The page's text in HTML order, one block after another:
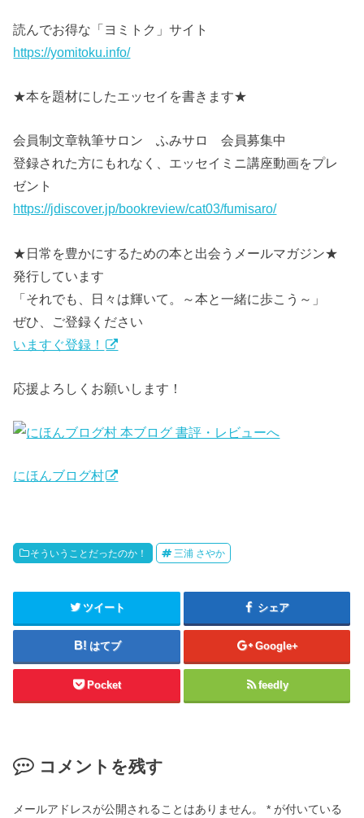
読んでお得な「ヨミトク」サイト
https://yomitoku.info/
★本を題材にしたエッセイを書きます★
会員制文章執筆サロン ふみサロ 会員募集中
登録された方にもれなく、エッセイミニ講座動画をプレ
ゼント
https://jdiscover.jp/bookreview/cat03/fumisaro/
★日常を豊かにするための本と出会うメールマガジン★
発行しています
「それでも、日々は輝いて。～本と一緒に歩こう～」
ぜひ、ご登録ください
いますぐ登録！
応援よろしくお願いします！
にほんブログ村
そういうことだったのか！ 三浦 さやか
ツイート シェア
はてブ Google+
Pocket feedly
コメントを残す
メールアドレスが公開されることはありません。 * が付いている